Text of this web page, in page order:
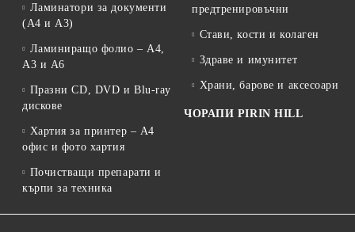
Ламинатори за документи
(A4 и A3)
Ламиниращо фолио – A4,
A3 и A6
Празни CD, DVD и Blu-ray
дискове
Хартия за принтер – A4
офис и фото хартия
Почистващи препарати и
кърпи за техника
предтренировъчни
Стави, кости и колаген
Здраве и имунитет
Храни, барове и аксесоари
ЧОРАПИ PIRIN HILL